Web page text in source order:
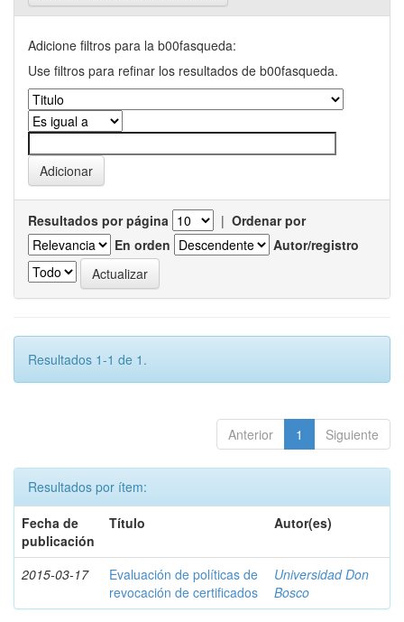
Adicione filtros para la b00fasqueda:
Use filtros para refinar los resultados de b00fasqueda.
Resultados por página | Ordenar por
En orden
Autor/registro
Resultados 1-1 de 1.
Anterior 1 Siguiente
Resultados por ítem:
Fecha de
publicación
Título Autor(es)
2015-03-17
Evaluación de políticas de
revocación de certificados
Universidad Don
Bosco